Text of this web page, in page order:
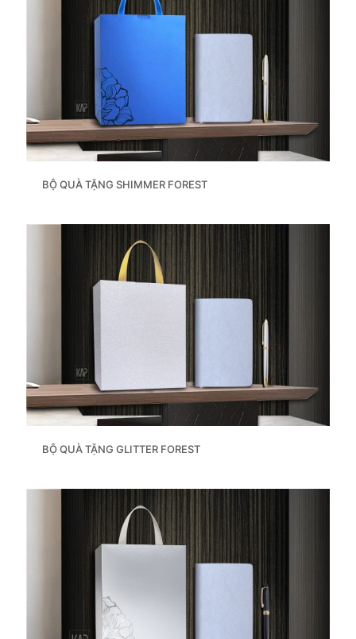
BỘ QUÀ TẶNG SHIMMER FOREST
BỘ QUÀ TẶNG GLITTER FOREST